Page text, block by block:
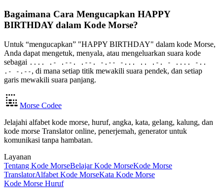
Bagaimana Cara Mengucapkan HAPPY
BIRTHDAY dalam Kode Morse?
Untuk “mengucapkan” "HAPPY BIRTHDAY" dalam kode Morse,
Anda dapat mengetuk, menyala, atau mengeluarkan suara kode
sebagai .... .- .--. .--. -.-- -... .. .-. - .... -..
.- -.-- , di mana setiap titik mewakili suara pendek, dan setiap
garis mewakili suara panjang.
Morse Codee
Jelajahi alfabet kode morse, huruf, angka, kata, gelang, kalung, dan
kode morse Translator online, penerjemah, generator untuk
komunikasi tanpa hambatan.
Layanan
Tentang Kode MorseBelajar Kode MorseKode Morse
TranslatorAlfabet Kode MorseKata Kode Morse
Kode Morse Huruf